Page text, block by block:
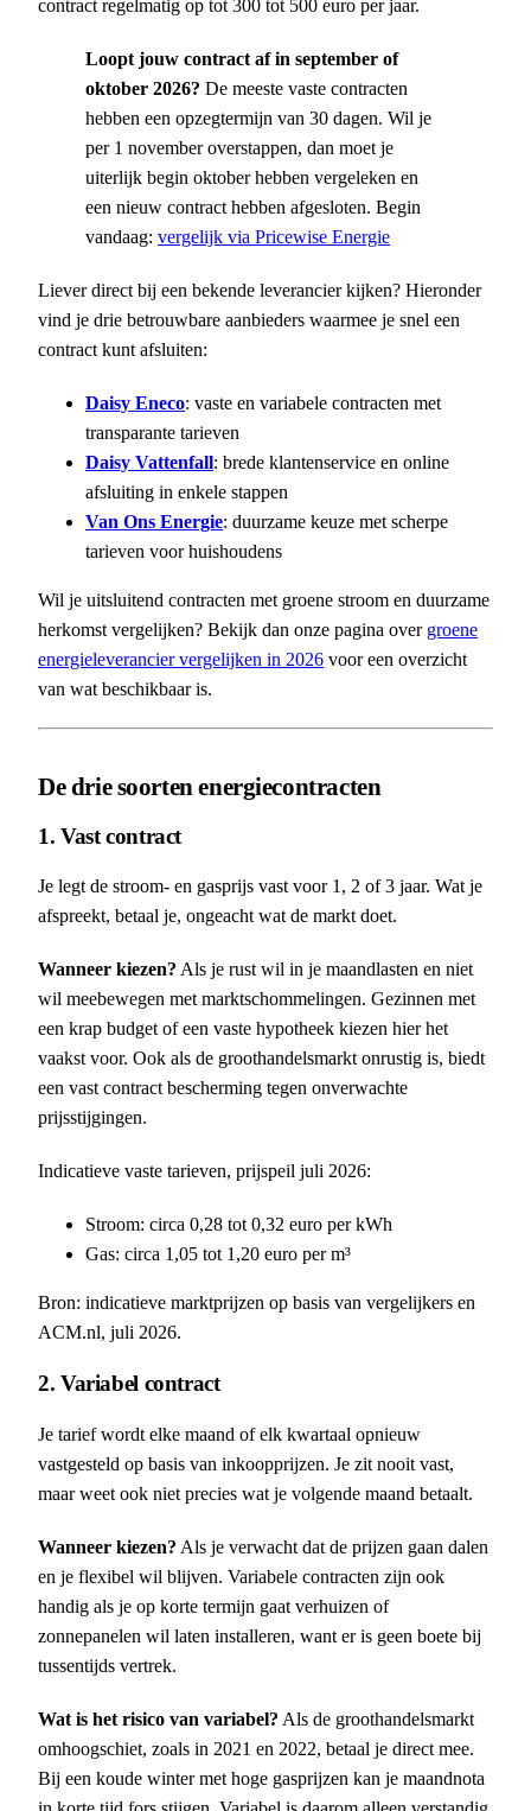
contract regelmatig op tot 300 tot 500 euro per jaar.
Loopt jouw contract af in september of
oktober 2026? De meeste vaste contracten
hebben een opzegtermijn van 30 dagen. Wil je
per 1 november overstappen, dan moet je
uiterlijk begin oktober hebben vergeleken en
een nieuw contract hebben afgesloten. Begin
vandaag: vergelijk via Pricewise Energie
Liever direct bij een bekende leverancier kijken? Hieronder
vind je drie betrouwbare aanbieders waarmee je snel een
contract kunt afsluiten:
Daisy Eneco: vaste en variabele contracten met
transparante tarieven
Daisy Vattenfall: brede klantenservice en online
afsluiting in enkele stappen
Van Ons Energie: duurzame keuze met scherpe
tarieven voor huishoudens
Wil je uitsluitend contracten met groene stroom en duurzame
herkomst vergelijken? Bekijk dan onze pagina over groene
energieleverancier vergelijken in 2026 voor een overzicht
van wat beschikbaar is.
De drie soorten energiecontracten
1. Vast contract
Je legt de stroom- en gasprijs vast voor 1, 2 of 3 jaar. Wat je
afspreekt, betaal je, ongeacht wat de markt doet.
Wanneer kiezen? Als je rust wil in je maandlasten en niet
wil meebewegen met marktschommelingen. Gezinnen met
een krap budget of een vaste hypotheek kiezen hier het
vaakst voor. Ook als de groothandelsmarkt onrustig is, biedt
een vast contract bescherming tegen onverwachte
prijsstijgingen.
Indicatieve vaste tarieven, prijspeil juli 2026:
Stroom: circa 0,28 tot 0,32 euro per kWh
Gas: circa 1,05 tot 1,20 euro per m³
Bron: indicatieve marktprijzen op basis van vergelijkers en
ACM.nl, juli 2026.
2. Variabel contract
Je tarief wordt elke maand of elk kwartaal opnieuw
vastgesteld op basis van inkoopprijzen. Je zit nooit vast,
maar weet ook niet precies wat je volgende maand betaalt.
Wanneer kiezen? Als je verwacht dat de prijzen gaan dalen
en je flexibel wil blijven. Variabele contracten zijn ook
handig als je op korte termijn gaat verhuizen of
zonnepanelen wil laten installeren, want er is geen boete bij
tussentijds vertrek.
Wat is het risico van variabel? Als de groothandelsmarkt
omhoogschiet, zoals in 2021 en 2022, betaal je direct mee.
Bij een koude winter met hoge gasprijzen kan je maandnota